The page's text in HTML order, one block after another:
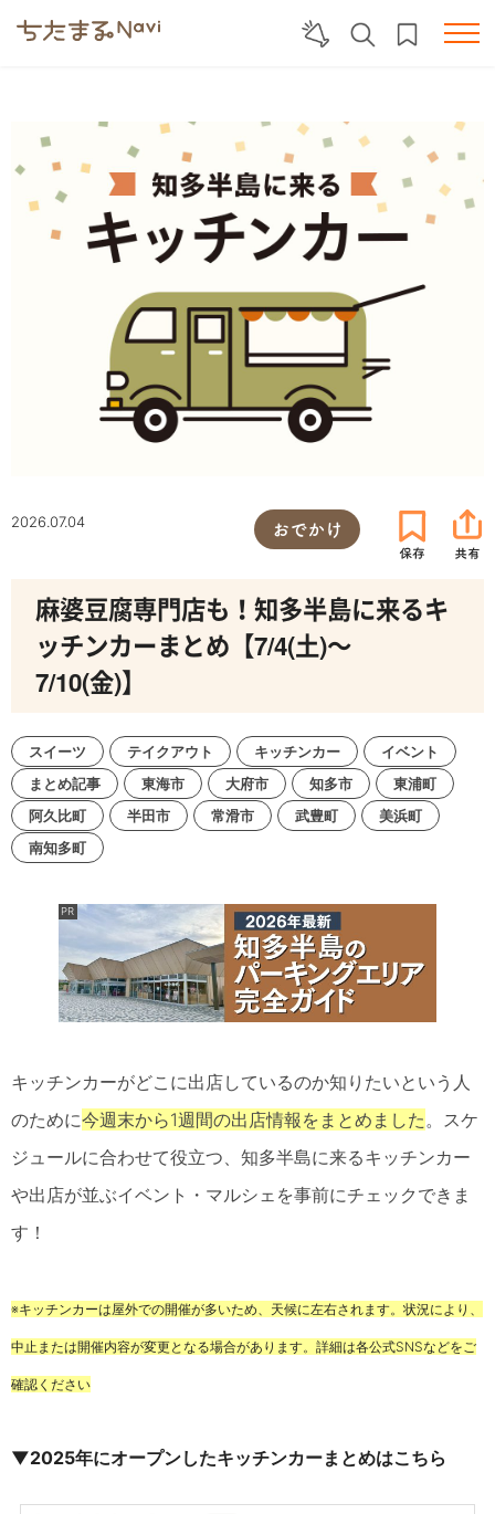
2026.07.04 おでかけ
麻婆豆腐専門店も！知多半島に来るキ
ッチンカーまとめ【7/4(土)～
7/10(金)】
スイーツ テイクアウト キッチンカー
イベント
まとめ記事
東海市 大府市 知多市
東浦町
阿久比町
半田市 常滑市 武豊町
美浜町
南知多町
キッチンカーがどこに出店しているのか知りたいという人
のために今週末から1週間の出店情報をまとめました。スケ
ジュールに合わせて役立つ、知多半島に来るキッチンカー
や出店が並ぶイベント・マルシェを事前にチェックできま
す！
※キッチンカーは屋外での開催が多いため、天候に左右されます。状況により、
中止または開催内容が変更となる場合があります。詳細は各公式SNSなどをご
確認ください
▼2025年にオープンしたキッチンカーまとめはこちら